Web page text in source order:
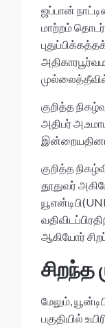
p
o
k
e
r
le
r
r
e
a
d
s
h
a
r
e
ஜப்பான்
மாற்றம்
குறித்த
அதிபர்
குறித்த
தூதுவர்
ஆகியோர்
சிறந்த
மேலும்,
பகுதியில்